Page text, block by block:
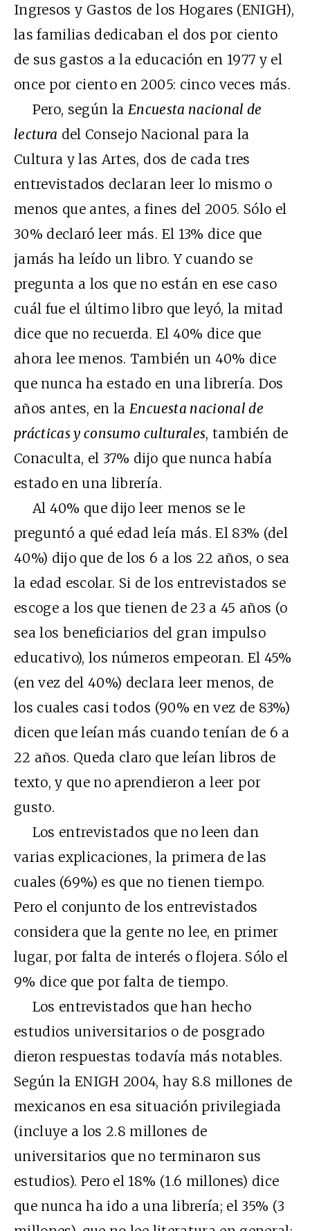
Ingresos y Gastos de los Hogares (ENIGH),
las familias dedicaban el dos por ciento
de sus gastos a la educación en 1977 y el
once por ciento en 2005: cinco veces más.
Pero, según la Encuesta nacional de
lectura del Consejo Nacional para la
Cultura y las Artes, dos de cada tres
entrevistados declaran leer lo mismo o
menos que antes, a fines del 2005. Sólo el
30% declaró leer más. El 13% dice que
jamás ha leído un libro. Y cuando se
pregunta a los que no están en ese caso
cuál fue el último libro que leyó, la mitad
dice que no recuerda. El 40% dice que
ahora lee menos. También un 40% dice
que nunca ha estado en una librería. Dos
años antes, en laEncuesta nacional de
prácticas y consumo culturales, también de
Conaculta, el 37% dijo que nunca había
estado en una librería.
Al 40% que dijo leer menos se le
preguntó a qué edad leía más. El 83% (del
40%) dijo que de los 6 a los 22 años, o sea
la edad escolar. Si de los entrevistados se
escoge a los que tienen de 23 a 45 años (o
sea los beneficiarios del gran impulso
educativo), los números empeoran. El 45%
(en vez del 40%) declara leer menos, de
los cuales casi todos (90% en vez de 83%)
dicen que leían más cuando tenían de 6 a
22 años. Queda claro que leían libros de
texto, y que no aprendieron a leer por
gusto.
Los entrevistados que no leen dan
varias explicaciones, la primera de las
cuales (69%) es que no tienen tiempo.
Pero el conjunto de los entrevistados
considera que la gente no lee, en primer
lugar, por falta de interés o flojera. Sólo el
9% dice que por falta de tiempo.
Los entrevistados que han hecho
estudios universitarios o de posgrado
dieron respuestas todavía más notables.
Según la ENIGH 2004, hay 8.8 millones de
mexicanos en esa situación privilegiada
(incluye a los 2.8 millones de
universitarios que no terminaron sus
estudios). Pero el 18% (1.6 millones) dice
que nunca ha ido a una librería; el 35% (3